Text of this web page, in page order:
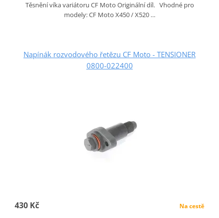
Těsnění víka variátoru CF Moto Originální díl. Vhodné pro
modely: CF Moto X450 / X520 …
Napínák rozvodového řetězu CF Moto - TENSIONER
0800-022400
430 Kč Na cestě